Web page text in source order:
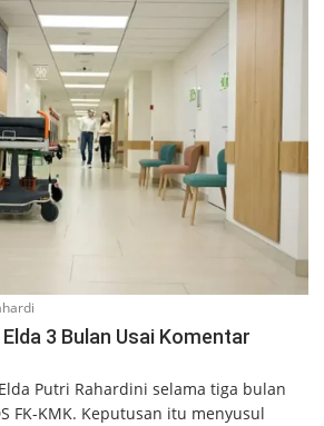
3 Bulan Usai Komentar
Putri Rahardini selama tiga bulan
FK-KMK. Keputusan itu menyusul